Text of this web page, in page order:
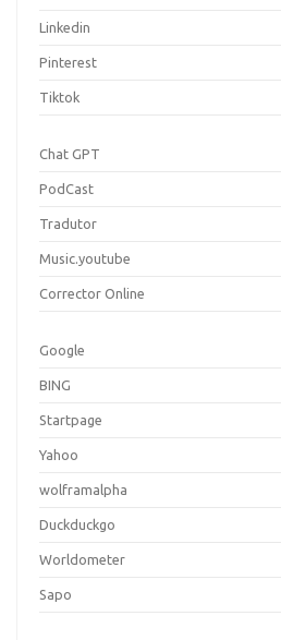
Linkedin
Pinterest
Tiktok
Chat GPT
PodCast
Tradutor
Music.youtube
Corrector Online
Google
BING
Startpage
Yahoo
wolframalpha
Duckduckgo
Worldometer
Sapo